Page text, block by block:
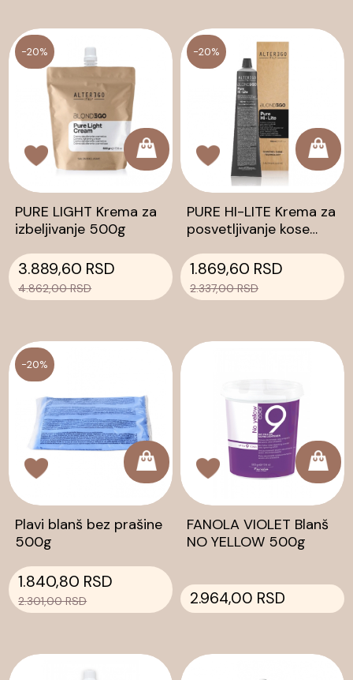
-20%
PURE LIGHT Krema za
izbeljivanje 500g
3.889,60 RSD
4.862,00 RSD
-20%
PURE HI-LITE Krema za
posvetljivanje kose
1.869,60 RSD
2.337,00 RSD
-20%
Plavi blanš bez prašine
500g
1.840,80 RSD
2.301,00 RSD
FANOLA VIOLET Blanš
NO YELLOW 500g
2.964,00 RSD